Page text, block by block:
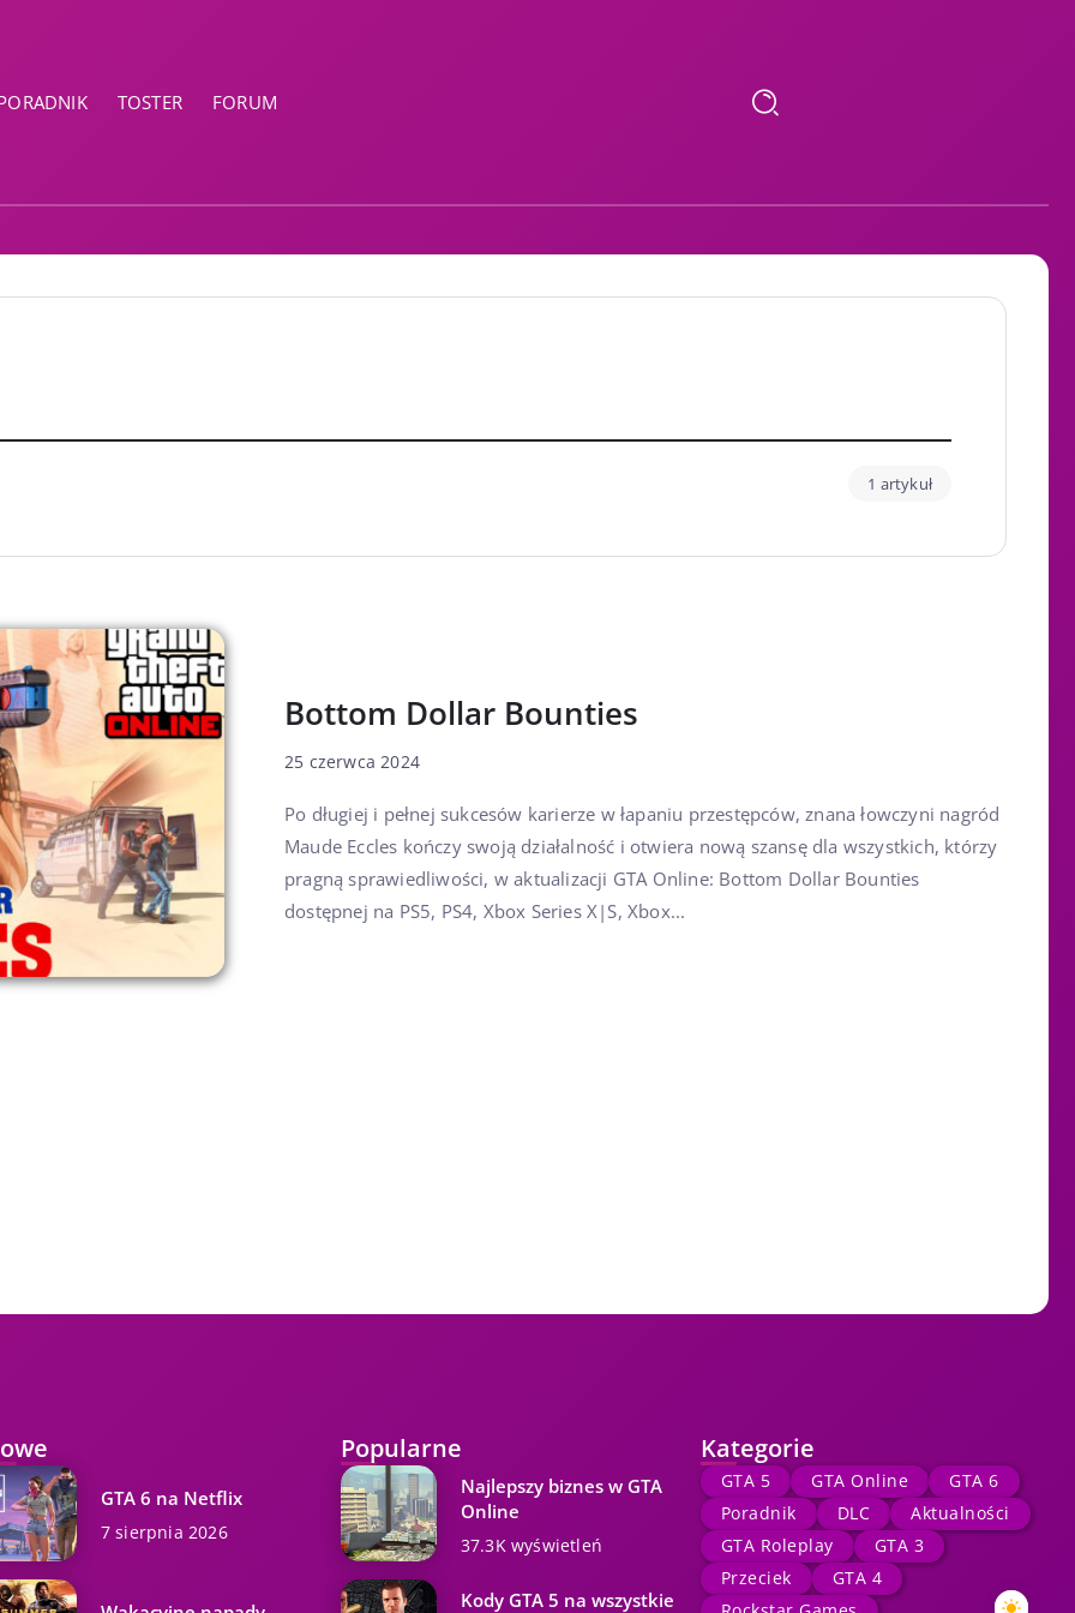
TOSTER FORUM
1 artykuł
Bottom Dollar Bounties
25 czerwca 2024
Po długiej i pełnej sukcesów karierze w łapaniu przestępców, znana łowczyni nagród
Maude Eccles kończy swoją działalność i otwiera nową szansę dla wszystkich, którzy
pragną sprawiedliwości, w aktualizacji GTA Online: Bottom Dollar Bounties
dostępnej na PS5, PS4, Xbox Series X|S, Xbox...
GTA 6 na Netflix
7 sierpnia 2026
Popularne
Najlepszy biznes w GTA
Online
37.3K wyświetleń
Kody GTA 5 na wszystkie
Kategorie
GTA 5 GTA Online
GTA 6
Poradnik
DLC
Aktualności
GTA Roleplay
GTA 3
Przeciek
GTA 4